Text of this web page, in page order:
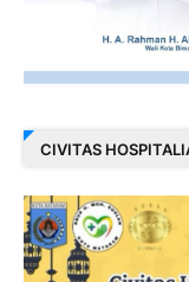
CIVITAS